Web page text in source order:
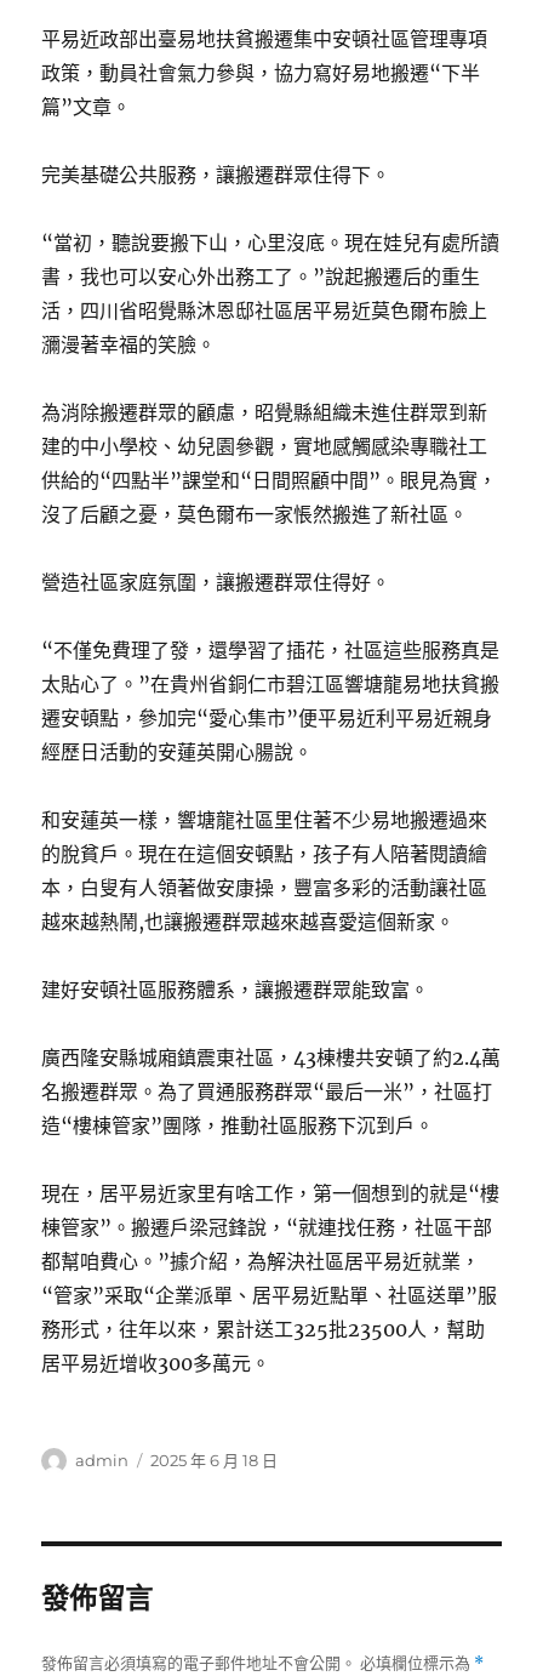
平易近政部出臺易地扶貧搬遷集中安頓社區管理專項
政策，動員社會氣力參與，協力寫好易地搬遷“下半
篇”文章。
完美基礎公共服務，讓搬遷群眾住得下。
“當初，聽說要搬下山，心里沒底。現在娃兒有處所讀
書，我也可以安心外出務工了。”說起搬遷后的重生
活，四川省昭覺縣沐恩邸社區居平易近莫色爾布臉上
瀰漫著幸福的笑臉。
為消除搬遷群眾的顧慮，昭覺縣組織未進住群眾到新
建的中小學校、幼兒園參觀，實地感觸感染專職社工
供給的“四點半”課堂和“日間照顧中間”。眼見為實，
沒了后顧之憂，莫色爾布一家悵然搬進了新社區。
營造社區家庭氛圍，讓搬遷群眾住得好。
“不僅免費理了發，還學習了插花，社區這些服務真是
太貼心了。”在貴州省銅仁市碧江區響塘龍易地扶貧搬
遷安頓點，參加完“愛心集市”便平易近利平易近親身
經歷日活動的安蓮英開心腸說。
和安蓮英一樣，響塘龍社區里住著不少易地搬遷過來
的脫貧戶。現在在這個安頓點，孩子有人陪著閱讀繪
本，白叟有人領著做安康操，豐富多彩的活動讓社區
越來越熱鬧,也讓搬遷群眾越來越喜愛這個新家。
建好安頓社區服務體系，讓搬遷群眾能致富。
廣西隆安縣城廂鎮震東社區，43棟樓共安頓了約2.4萬
名搬遷群眾。為了買通服務群眾“最后一米”，社區打
造“樓棟管家”團隊，推動社區服務下沉到戶。
現在，居平易近家里有啥工作，第一個想到的就是“樓
棟管家”。搬遷戶梁冠鋒說，“就連找任務，社區干部
都幫咱費心。”據介紹，為解決社區居平易近就業，
“管家”采取“企業派單、居平易近點單、社區送單”服
務形式，往年以來，累計送工325批23500人，幫助
居平易近增收300多萬元。
作
admin
發
2025 年 6 月 18 日
發佈留言
發佈留言必須填寫的電子郵件地址不會公開。 必填欄位標示為 *